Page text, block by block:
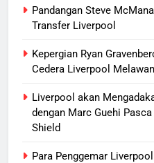
Pandangan Steve
Transfer Liverpool
Kepergian Ryan
Cedera Liverpool
Liverpool akan
dengan Marc Guehi
Shield
Para Penggemar